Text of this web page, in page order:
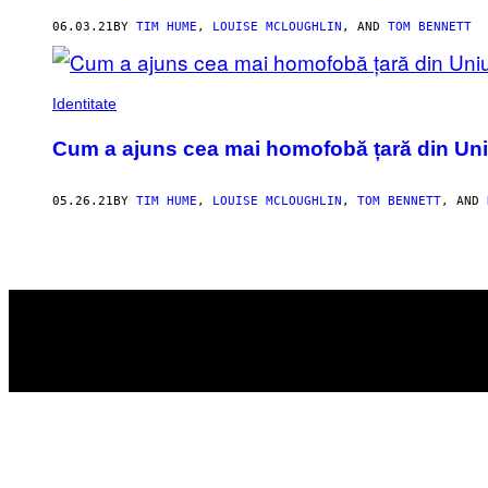
06.03.21 BY TIM HUME , LOUISE MCLOUGHLIN , AND TOM BENNETT
Identitate
Cum a ajuns cea mai homofobă țară din
05.26.21 BY TIM HUME , LOUISE MCLOUGHLIN , TOM BENNETT, AND